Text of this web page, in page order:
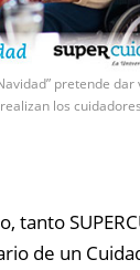
pretende
los cuidadores
tanto
de un